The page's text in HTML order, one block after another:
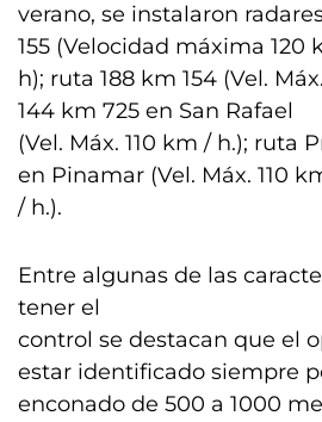
verano, se instalaron
155 (Velocidad máxima 120
h); ruta 188 km 154 (Vel.
144 km 725 en San Rafael
(Vel. Máx. 110 km / h.); ruta
en Pinamar (Vel. Máx. 110
/ h.).
Entre algunas de las
tener el
control se destacan que el
estar identificado siempre
enconado de 500 a 1000